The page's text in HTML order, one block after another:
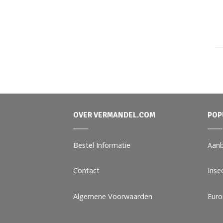
OVER VERMANDEL.COM
Bestel Informatie
Contact
Algemene Voorwaarden